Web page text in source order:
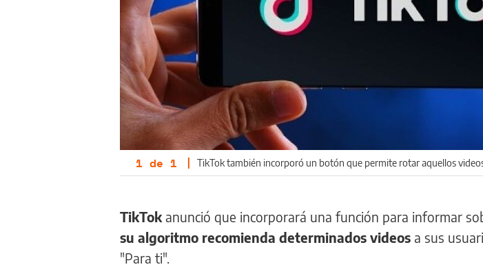
1 de 1 | TikTok también incorporó un botón que permite rotar aquellos
TikTok anunció que incorporará una función para informar
su algoritmo recomienda determinados videos a sus
"Para ti".